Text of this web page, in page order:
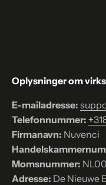
Oplysninger om
E-mailadresse:
Telefonnummer: +
Firmanavn: Nuvenci
Momsnummer:
Adresse: De Nieuwe